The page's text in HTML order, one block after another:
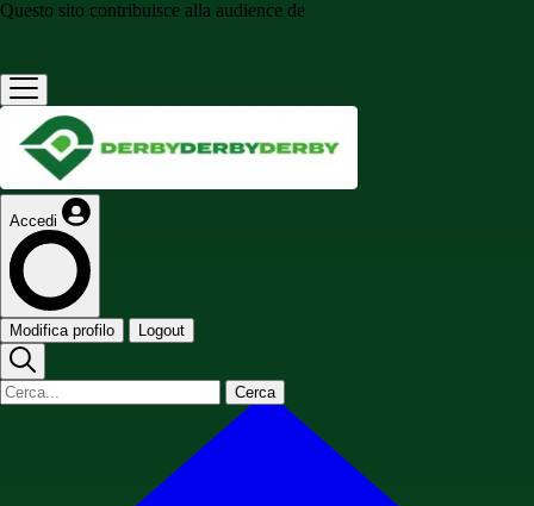
Questo sito contribuisce alla audience de
Accedi
Modifica profilo Logout
Cerca